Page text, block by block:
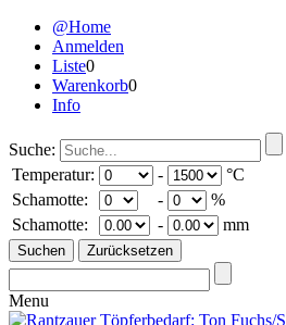
@Home
Anmelden
Liste0
Warenkorb0
Info
Suche:
Temperatur:
-
°C
Schamotte:
-
%
Schamotte:
- mm
Menu